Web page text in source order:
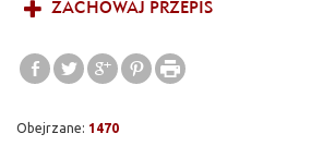
ZACHOWAJ PRZEPIS
Obejrzane: 1470